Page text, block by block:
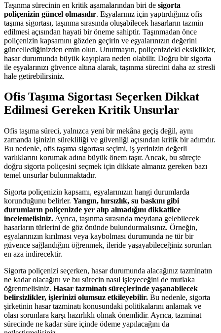
Taşınma sürecinin en kritik aşamalarından biri de sigorta
poliçenizin güncel olmasıdır. Eşyalarınız için yaptırdığınız ofis
taşıma sigortası, taşınma sırasında oluşabilecek hasarların tazmin
edilmesi açısından hayati bir öneme sahiptir. Taşınmadan önce
poliçenizin kapsamını gözden geçirin ve eşyalarınızın değerini
güncellediğinizden emin olun. Unutmayın, poliçenizdeki eksiklikler,
hasar durumunda büyük kayıplara neden olabilir. Doğru bir sigorta
ile eşyalarınızı güvence altına alarak, taşınma sürecini daha az stresli
hale getirebilirsiniz.
Ofis Taşıma Sigortası Seçerken Dikkat
Edilmesi Gereken Kritik Unsurlar
Ofis taşıma süreci, yalnızca yeni bir mekâna geçiş değil, aynı
zamanda işinizin sürekliliği ve güvenliği açısından kritik bir adımdır.
Bu nedenle, ofis taşıma sigortası seçimi, iş yerinizin değerli
varlıklarını korumak adına büyük önem taşır. Ancak, bu süreçte
doğru sigorta poliçesini seçmek için dikkate almanız gereken bazı
temel unsurlar bulunmaktadır.
Sigorta poliçenizin kapsamı, eşyalarınızın hangi durumlarda
korunduğunu belirler. Yangın, hırsızlık, su baskını gibi
durumların poliçenizde yer alıp almadığını dikkatlice
incelemelisiniz. Ayrıca, taşınma sırasında meydana gelebilecek
hasarların türlerini de göz önünde bulundurmalısınız. Örneğin,
eşyalarınızın kırılması veya kaybolması durumunda ne tür bir
güvence sağlandığını öğrenmek, ileride yaşayabileceğiniz sorunları
en aza indirecektir.
Sigorta poliçenizi seçerken, hasar durumunda alacağınız tazminatın
ne kadar olacağını ve bu sürecin nasıl işleyeceğini de mutlaka
öğrenmelisiniz. Hasar tazminatı süreçlerinde yaşanabilecek
belirsizlikler, işlerinizi olumsuz etkileyebilir. Bu nedenle, sigorta
şirketinin hasar tazminatı konusundaki politikalarını anlamak ve
olası sorunlara karşı hazırlıklı olmak önemlidir. Ayrıca, tazminat
sürecinde ne kadar süre içinde ödeme yapılacağını da